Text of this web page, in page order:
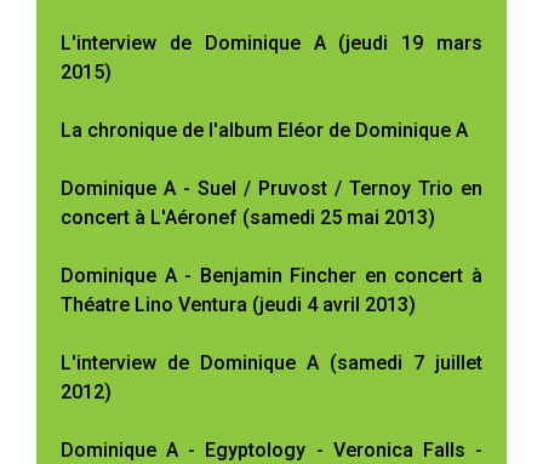
L'interview de Dominique A (jeudi 19 mars
2015)
La chronique de l'album Eléor de Dominique A
Dominique A - Suel / Pruvost / Ternoy Trio en
concert à L'Aéronef (samedi 25 mai 2013)
Dominique A - Benjamin Fincher en concert à
Théatre Lino Ventura (jeudi 4 avril 2013)
L'interview de Dominique A (samedi 7 juillet
2012)
Dominique A - Egyptology - Veronica Falls -